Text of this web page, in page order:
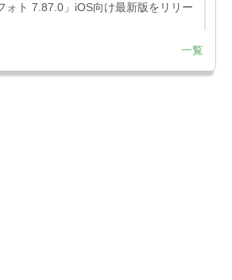
ォト 7.87.0」iOS向け最新版をリリー
一覧